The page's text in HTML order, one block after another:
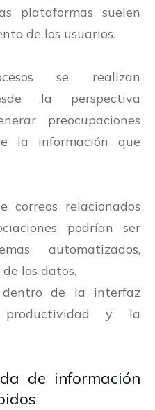
plataformas suelen
de los usuarios.
se realizan
la perspectiva
preocupaciones
la información que
correos relacionados
podrían ser
automatizados,
los datos.
dentro de la interfaz
y la
de información